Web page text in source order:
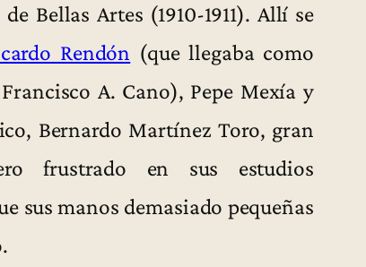
Bellas Artes (1910-1911). Allí se
Rendón (que llegaba como
A. Cano), Pepe Mexía y
Bernardo Martínez Toro, gran
frustrado en sus estudios
sus manos demasiado pequeñas